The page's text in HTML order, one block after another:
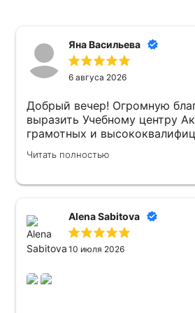
Яна Васильева
6 авгуса 2026
Добрый вечер! Огромную
выразить Учебному центру
грамотных и
центре доброжелательная !
Читать полностью
Alena Sabitova
10 июля 2026